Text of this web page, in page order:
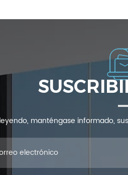
manténgase informado,